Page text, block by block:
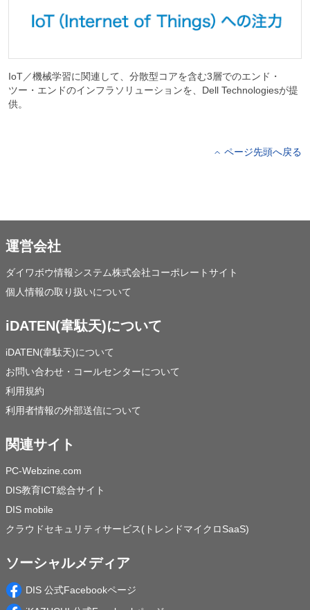
IoT／機械学習に関連して、分散型コアを含む3層でのエンド・
ツー・エンドのインフラソリューションを、Dell Technologiesが提
供。
ページ先頭へ戻る
運営会社
ダイワボウ情報システム株式会社コーポレートサイト
個人情報の取り扱いについて
iDATEN(韋駄天)について
iDATEN(韋駄天)について
お問い合わせ・コールセンターについて
利用規約
利用者情報の外部送信について
関連サイト
PC-Webzine.com
DIS教育ICT総合サイト
DIS mobile
クラウドセキュリティサービス(トレンドマイクロSaaS)
ソーシャルメディア
DIS 公式Facebookページ